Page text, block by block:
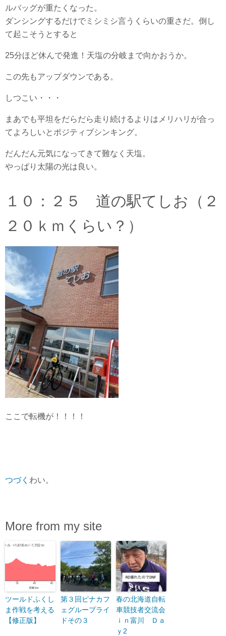
ルバッグが重たくなった。
ダンシングするだけでミシミシ言うくらいの重さだ。倒し
て起こそうとすると
25分ほど休んで発進！天塩の分岐まで向かおうか。
この先もアップダウンである。
しつこい・・・
まあでも平坦をだらだら走り続けるよりはメリハリが合っ
てよろしいとポジティブシンキング。
だんだん元気になってきて難なく天塩。
やっぱり太陽の光は良い。
１０：２５ 道の駅てしお（２
２０ｋｍくらい？）
ここで転機が！！！！
つづく わい。
More from my site
ツールドふくし
ま作戦を考える
【修正版】
第３回ピナカフ
ェグループライ
ドその３
春の北海道自転
車競技者交流会
ｉｎ富川 Ｄａ
ｙ2